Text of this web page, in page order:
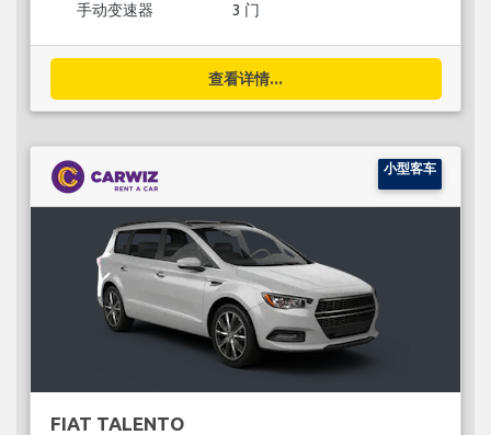
手动变速器 3 门
查看详情...
小型客车
FIAT TALENTO